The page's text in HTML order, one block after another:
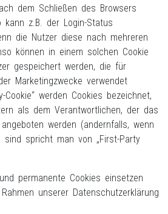
dem Schließen des Browsers
kann z.B. der Login-Status
die Nutzer diese nach mehreren
können in einem solchen Cookie
gespeichert werden, die für
Marketingzwecke verwendet
Cookie“ werden Cookies bezeichnet,
als dem Verantwortlichen, der das
werden (andernfalls, wenn
spricht man von „First-Party
permanente Cookies einsetzen
unserer Datenschutzerklärung